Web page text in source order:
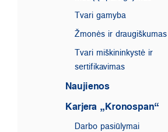
Tvari gamyba
Žmonės ir
Tvari miškininkystė ir
sertifikavimas
Naujienos
Karjera „Kronospan“
Darbo pasiūlymai